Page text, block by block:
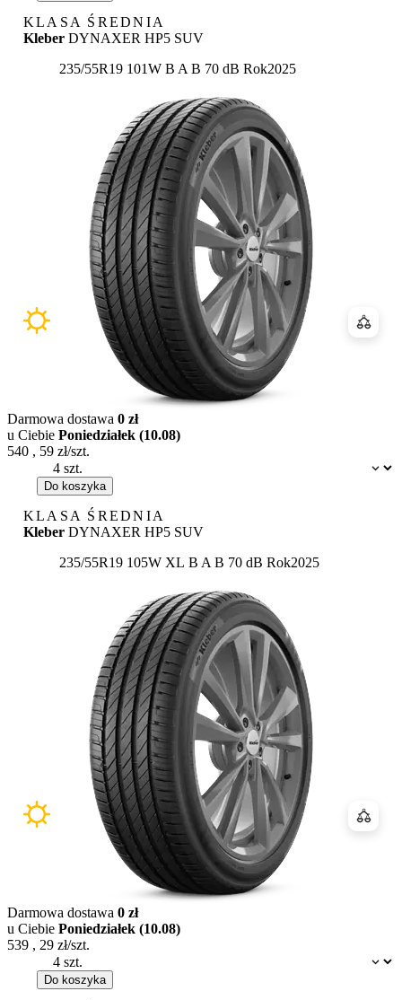
KLASA ŚREDNIA
Kleber DYNAXER HP5 SUV
235/55R19 101W Etykieta:
B A B 70 dB Rok2025
Dostępność:
Darmowa dostawa 0 zł
u Ciebie Poniedziałek (10.08)
540 , 59 zł/szt.
Do koszyka
KLASA ŚREDNIA
Kleber DYNAXER HP5 SUV
235/55R19 105W XL Etykieta:
B A B 70 dB Rok2025
Dostępność:
Darmowa dostawa 0 zł
u Ciebie Poniedziałek (10.08)
539 , 29 zł/szt.
Do koszyka